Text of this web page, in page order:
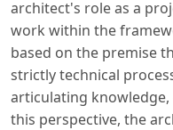
architect's role as a
work within the
based on the premise
strictly technical
articulating
this perspective, the